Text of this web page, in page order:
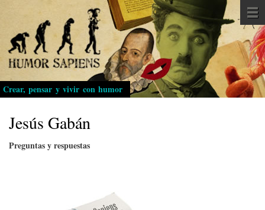
Pasar
al
contenido
principal
Crear, pensar y vivir con humor
Jesús Gabán
Preguntas y respuestas